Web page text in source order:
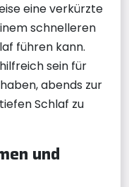
eine verkürzte
schnelleren
führen kann.
sein für
abends zur
Schlaf zu
und